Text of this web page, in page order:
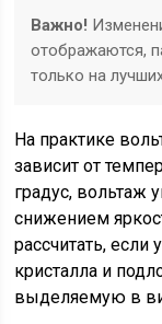
Важно!
отображаются,
только на
На практике
зависит от
градус, вольтаж
снижением
рассчитать, если
кристалла и
выделяемую в